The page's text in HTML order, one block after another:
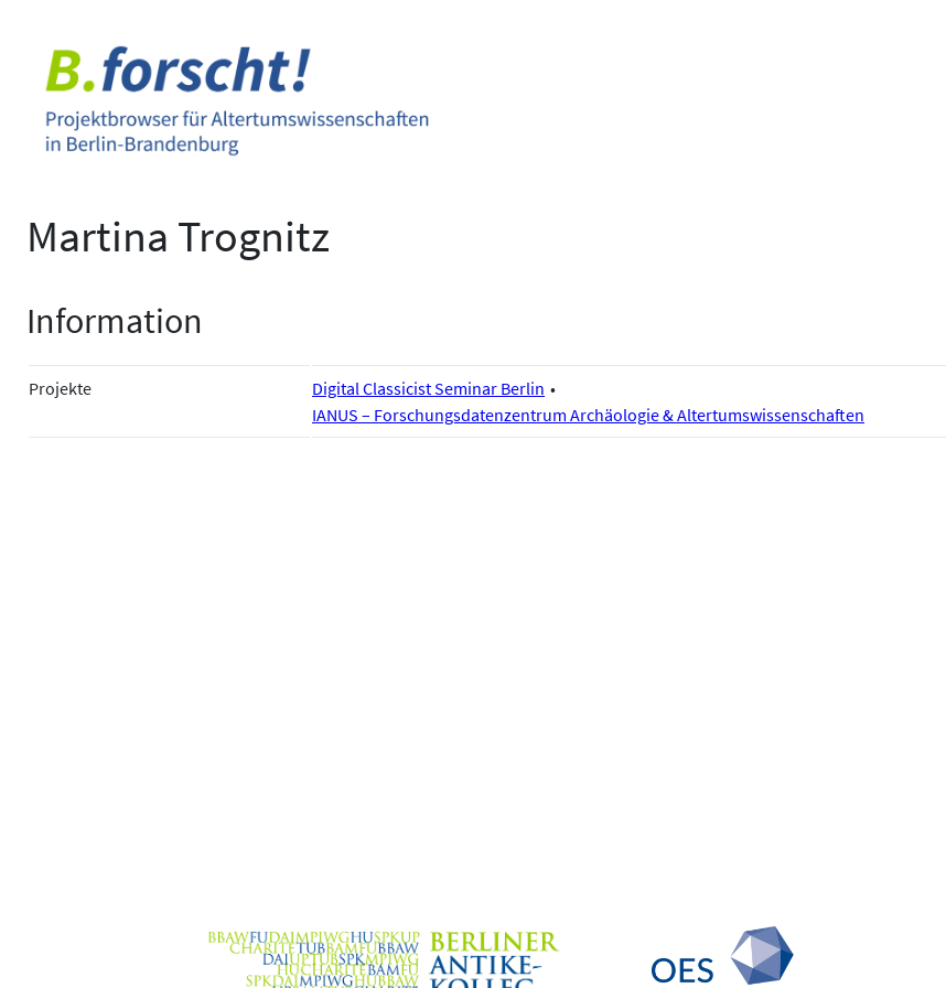
springen
Martina Trognitz
Information
Projekte
Digital Classicist Seminar Berlin
IANUS – Forschungsdatenzentrum Archäologie & Altertumswissenschaften